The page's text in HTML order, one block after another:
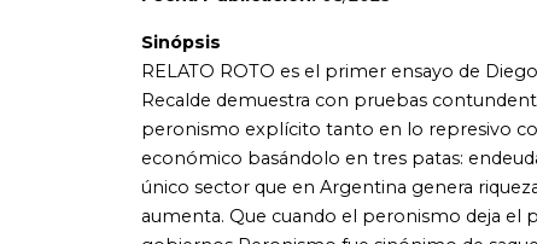
las manos como el General Perón. MANDRILES Con la
¿Los rojos siempre ganan.¿ Pero no tienen rostro, solo
vivir del esfuerzo ajeno antes que enfrentar el desafío
Animal Planet. Ahora que sabemos cómo funciona el
difícil. La revolución que nadie vio venir. ¡La rebelión de